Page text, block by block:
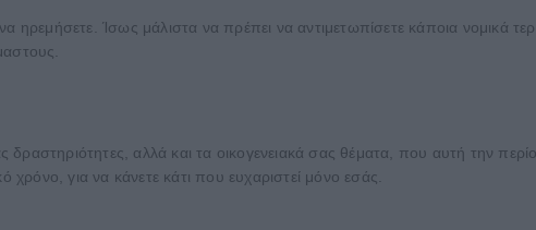
Ίσως μάλιστα να πρέπει να αντιμετωπίσετε κάποια νομικά
δραστηριότητες, αλλά και τα οικογενειακά σας θέματα, που αυτή την
για να κάνετε κάτι που ευχαριστεί μόνο εσάς.